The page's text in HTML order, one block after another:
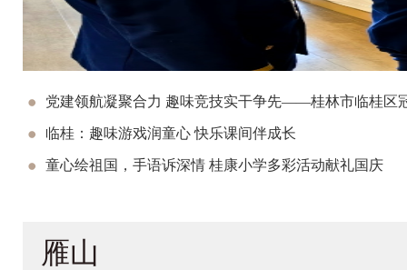
党建领航凝聚合力 趣味竞技实干争先——桂林市临桂区
临桂：趣味游戏润童心 快乐课间伴成长
童心绘祖国，手语诉深情 桂康小学多彩活动献礼国庆
雁山